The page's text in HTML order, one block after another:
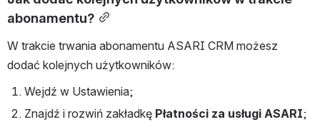
abonamentu?
W trakcie trwania abonamentu ASARI CRM możesz
dodać kolejnych użytkowników:
Wejdź w Ustawienia;
Znajdź i rozwiń zakładkę Płatności za usługi ASARI;